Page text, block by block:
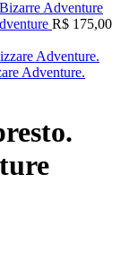
R$ 175,00
Adventure.